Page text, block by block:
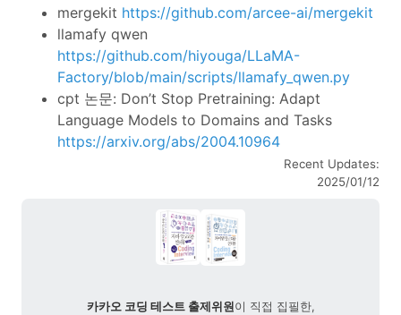
mergekit https://github.com/arcee-ai/mergekit
llamafy qwen
https://github.com/hiyouga/LLaMA-
Factory/blob/main/scripts/llamafy_qwen.py
cpt 논문: Don’t Stop Pretraining: Adapt
Language Models to Domains and Tasks
https://arxiv.org/abs/2004.10964
Recent Updates:
2025/01/12
카카오 코딩 테스트 출제위원 이 직접 집필한,